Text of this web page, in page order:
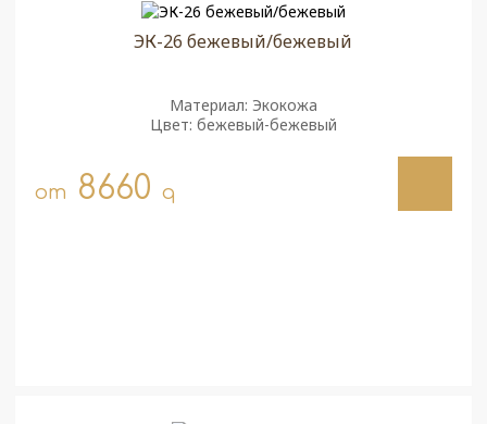
ЭК-26 бежевый/бежевый
Материал: Экокожа
Цвет: бежевый-бежевый
от 8660 q